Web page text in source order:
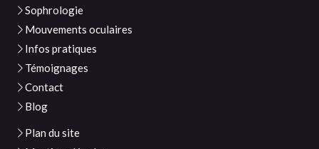
Sophrologie
Mouvements oculaires
Infos pratiques
Témoignages
Contact
Blog
Plan du site